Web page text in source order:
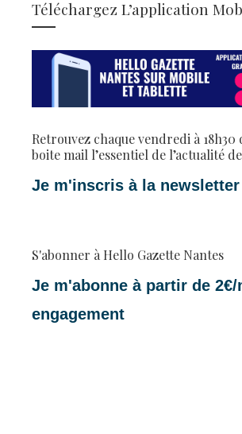
Téléchargez L’application
Retrouvez chaque vendredi à 18h30
boite mail l’essentiel de l’actualité
Je m'inscris à la newsletter
S'abonner à Hello Gazette Nantes
Je m'abonne à partir de
engagement